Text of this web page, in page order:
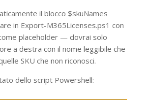
il blocco $skuNames
in Export-M365Licenses.ps1 con
placeholder — dovrai solo
a destra con il nome leggibile che
SKU che non riconosci.
dello script Powershell: